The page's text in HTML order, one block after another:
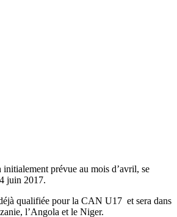
prévue au mois d’avril, se
juin 2017.
qualifiée pour la CAN U17 et sera dans
l’Angola et le Niger.